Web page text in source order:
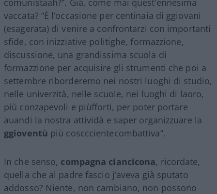
vaccata? “È l’occasione per centinaia di ggiovani
(esagerata) di venire a confrontarzi con importanti
sfide, con inizziative politighe, formazzione,
discussione, una grandissima scuola di
formazzione per acquisire gli strumenti che poi a
settembre riborderemo nei nostri luoghi di studio,
nelle univerzità, nelle scuole, nei luoghi di laoro,
più conzapevoli e piùfforti, per poter portare
auandi la nostra attividà e saper organizzuare la
ggioventù più coscccientecombattiva”.
In che senso, compagna ciancicona, ricordate,
quella che al padre fascio j’aveva già sputato
addosso? Niente, non cambiano, non possono